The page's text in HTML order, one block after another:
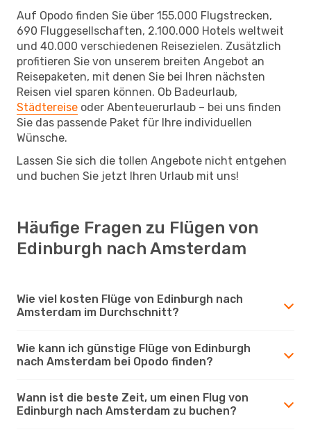
Auf Opodo finden Sie über 155.000 Flugstrecken,
690 Fluggesellschaften, 2.100.000 Hotels weltweit
und 40.000 verschiedenen Reisezielen. Zusätzlich
profitieren Sie von unserem breiten Angebot an
Reisepaketen, mit denen Sie bei Ihren nächsten
Reisen viel sparen können. Ob Badeurlaub,
Städtereise oder Abenteuerurlaub – bei uns finden
Sie das passende Paket für Ihre individuellen
Wünsche.
Lassen Sie sich die tollen Angebote nicht entgehen
und buchen Sie jetzt Ihren Urlaub mit uns!
Häufige Fragen zu Flügen von
Edinburgh nach Amsterdam
Wie viel kosten Flüge von Edinburgh nach
Amsterdam im Durchschnitt?
Wie kann ich günstige Flüge von Edinburgh
nach Amsterdam bei Opodo finden?
Wann ist die beste Zeit, um einen Flug von
Edinburgh nach Amsterdam zu buchen?